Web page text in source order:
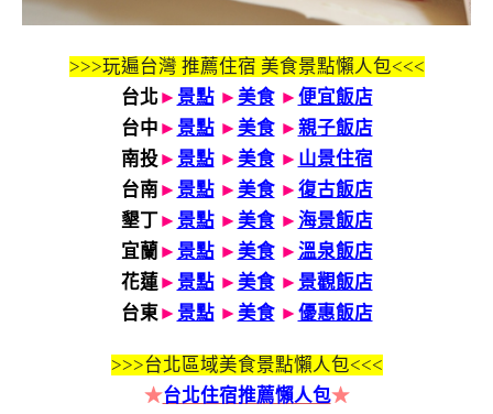
>>>玩遍台灣 推薦住宿 美食景點懶人包<<<
台北 ► 景點 ► 美食► 便宜飯店
台中 ► 景點 ► 美食► 親子飯店
南投► 景點 ► 美食► 山景住宿
台南► 景點 ► 美食► 復古飯店
墾丁► 景點 ► 美食► 海景飯店
宜蘭 ► 景點 ► 美食► 溫泉飯店
花蓮► 景點 ► 美食► 景觀飯店
台東► 景點 ► 美食► 優惠飯店
>>>台北區域美食景點懶人包<<<
★台北住宿推薦懶人包★